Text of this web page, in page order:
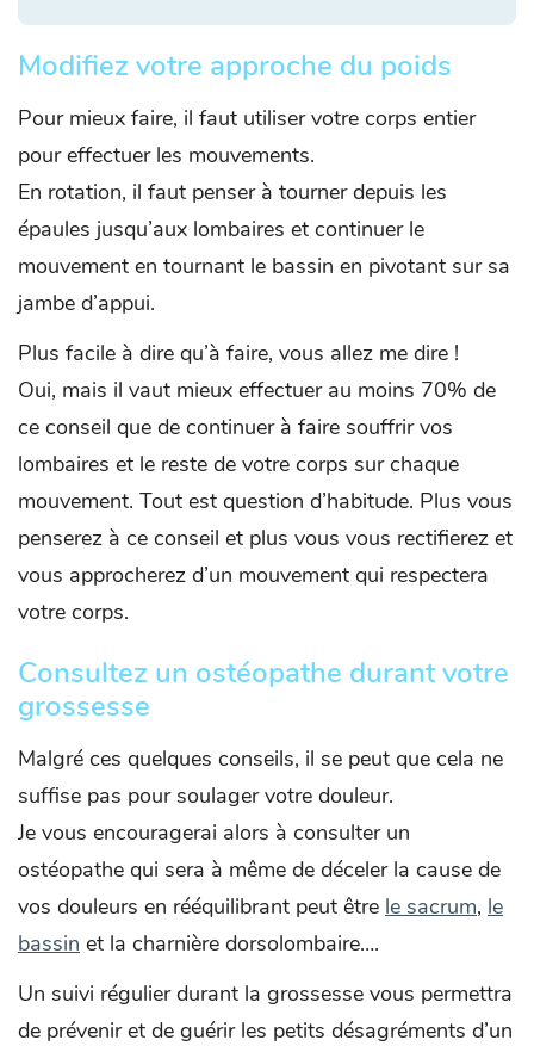
Modifiez votre approche du poids
Pour mieux faire, il faut utiliser votre corps entier
pour effectuer les mouvements.
En rotation, il faut penser à tourner depuis les
épaules jusqu’aux lombaires et continuer le
mouvement en tournant le bassin en pivotant sur sa
jambe d’appui.
Plus facile à dire qu’à faire, vous allez me dire !
Oui, mais il vaut mieux effectuer au moins 70% de
ce conseil que de continuer à faire souffrir vos
lombaires et le reste de votre corps sur chaque
mouvement. Tout est question d’habitude. Plus vous
penserez à ce conseil et plus vous vous rectifierez et
vous approcherez d’un mouvement qui respectera
votre corps.
Consultez un ostéopathe durant votre
grossesse
Malgré ces quelques conseils, il se peut que cela ne
suffise pas pour soulager votre douleur.
Je vous encouragerai alors à consulter un
ostéopathe qui sera à même de déceler la cause de
vos douleurs en rééquilibrant peut être le sacrum, le
bassin et la charnière dorsolombaire….
Un suivi régulier durant la grossesse vous permettra
de prévenir et de guérir les petits désagréments d’un